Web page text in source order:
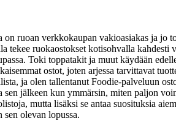
ruoan verkkokaupan vakioasiakas ja jo
tekee ruokaostokset kotisohvalla kahdesti
Toki toppatakit ja muut käydään
ostot, joten arjessa tarvittavat
ja olen tallentanut Foodie-palveluun
jälkeen kun ymmärsin, miten paljon
mutta lisäksi se antaa suosituksia
olevan lopussa.